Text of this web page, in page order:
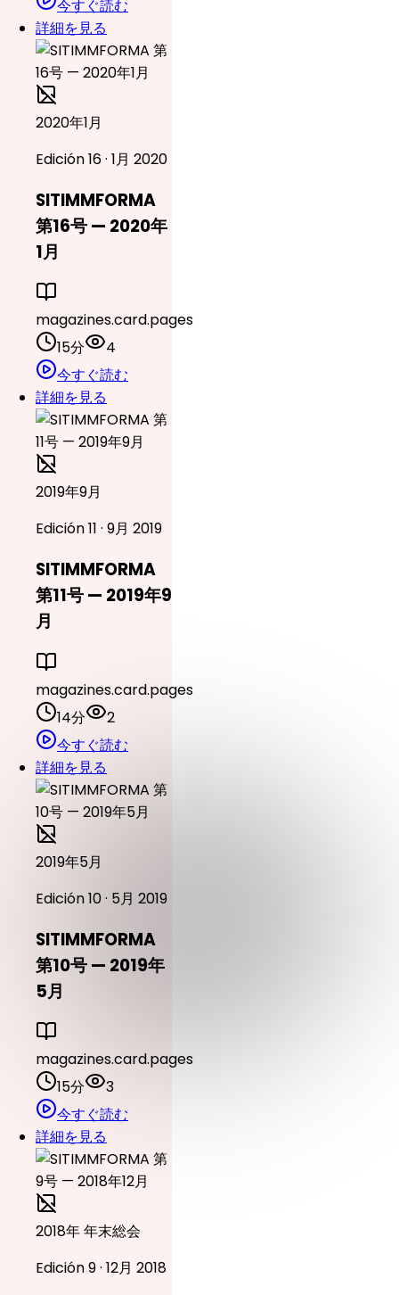
今すぐ読む
詳細を見る
2020年1月
Edición 16 · 1月 2020
SITIMMFORMA
第16号 — 2020年
1月
magazines.card.pages
15分
4
今すぐ読む
詳細を見る
2019年9月
Edición 11 · 9月 2019
SITIMMFORMA
第11号 — 2019年9
月
magazines.card.pages
14分
2
今すぐ読む
詳細を見る
2019年5月
Edición 10 · 5月 2019
SITIMMFORMA
第10号 — 2019年
5月
magazines.card.pages
15分
3
今すぐ読む
詳細を見る
2018年 年末総会
Edición 9 · 12月 2018